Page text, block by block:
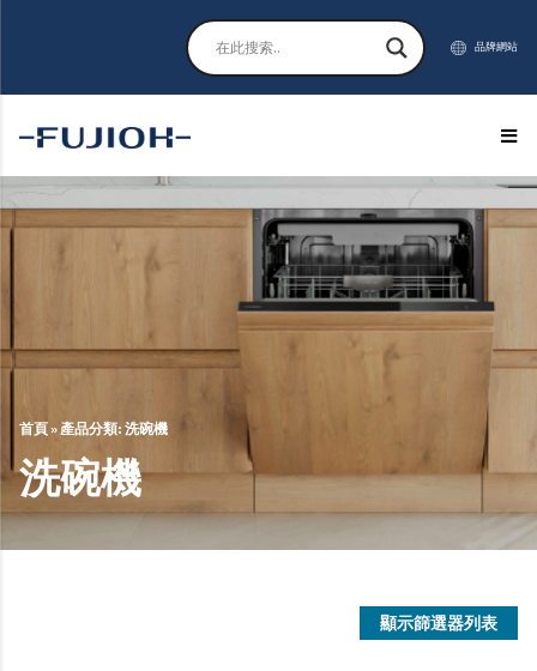
品牌網站
首頁»產品分類: 洗碗機
洗碗機
顯示篩選器列表